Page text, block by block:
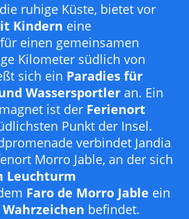
ruhige Küste, bietet vor
Kindern eine
einen gemeinsamen
Kilometer südlich von
sich ein Paradies für
Wassersportler an. Ein
ist der Ferienort
Punkt der Insel.
verbindet Jandia
Morro Jable, an der sich
Leuchturm
Faro de Morro Jable ein
Wahrzeichen befindet.